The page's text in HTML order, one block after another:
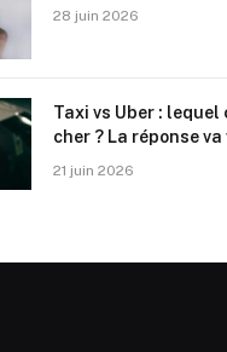
28 juin 2026
Taxi vs Uber :
cher ? La réponse
21 juin 2026